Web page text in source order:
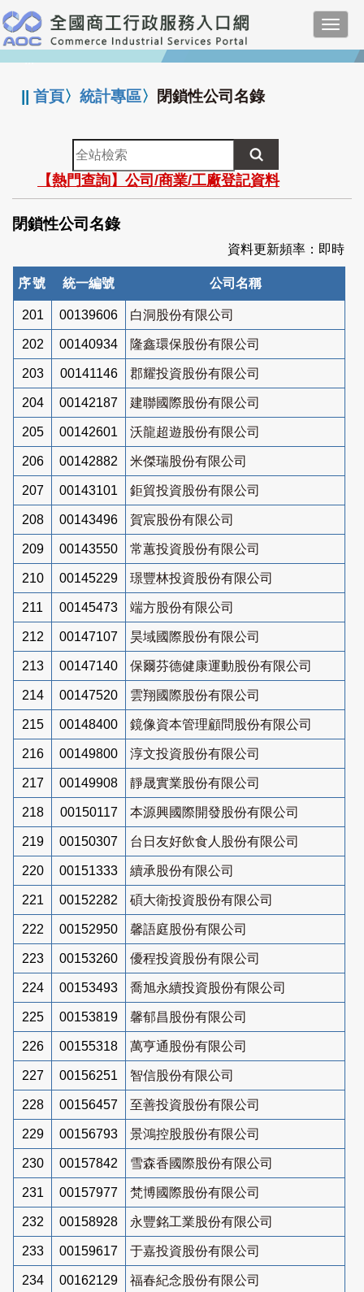
跳
到
主
要
:::
||首頁〉統計專區〉 閉鎖性公司名錄
全
站
檢
索
【熱門查詢】公司/商業/工廠登記資料
閉鎖性公司名錄
資料更新頻率：即時
序號 統一編號 公司名稱
201 00139606 白洞股份有限公司
202 00140934 隆鑫環保股份有限公司
203 00141146 郡耀投資股份有限公司
204 00142187 建聯國際股份有限公司
205 00142601 沃龍超遊股份有限公司
206 00142882 米傑瑞股份有限公司
207 00143101 鉅貿投資股份有限公司
208 00143496 賀宸股份有限公司
209 00143550 常蕙投資股份有限公司
210 00145229 璟豐林投資股份有限公司
211 00145473 端方股份有限公司
212 00147107 昊域國際股份有限公司
213 00147140 保爾芬德健康運動股份有限公司
214 00147520 雲翔國際股份有限公司
215 00148400 鏡像資本管理顧問股份有限公司
216 00149800 淳文投資股份有限公司
217 00149908 靜晟實業股份有限公司
218 00150117 本源興國際開發股份有限公司
219 00150307 台日友好飲食人股份有限公司
220 00151333 續承股份有限公司
221 00152282 碩大衛投資股份有限公司
222 00152950 馨語庭股份有限公司
223 00153260 優程投資股份有限公司
224 00153493 喬旭永續投資股份有限公司
225 00153819 馨郁昌股份有限公司
226 00155318 萬亨通股份有限公司
227 00156251 智信股份有限公司
228 00156457 至善投資股份有限公司
229 00156793 景鴻控股股份有限公司
230 00157842 雪森香國際股份有限公司
231 00157977 梵博國際股份有限公司
232 00158928 永豐銘工業股份有限公司
233 00159617 于嘉投資股份有限公司
234 00162129 福春紀念股份有限公司